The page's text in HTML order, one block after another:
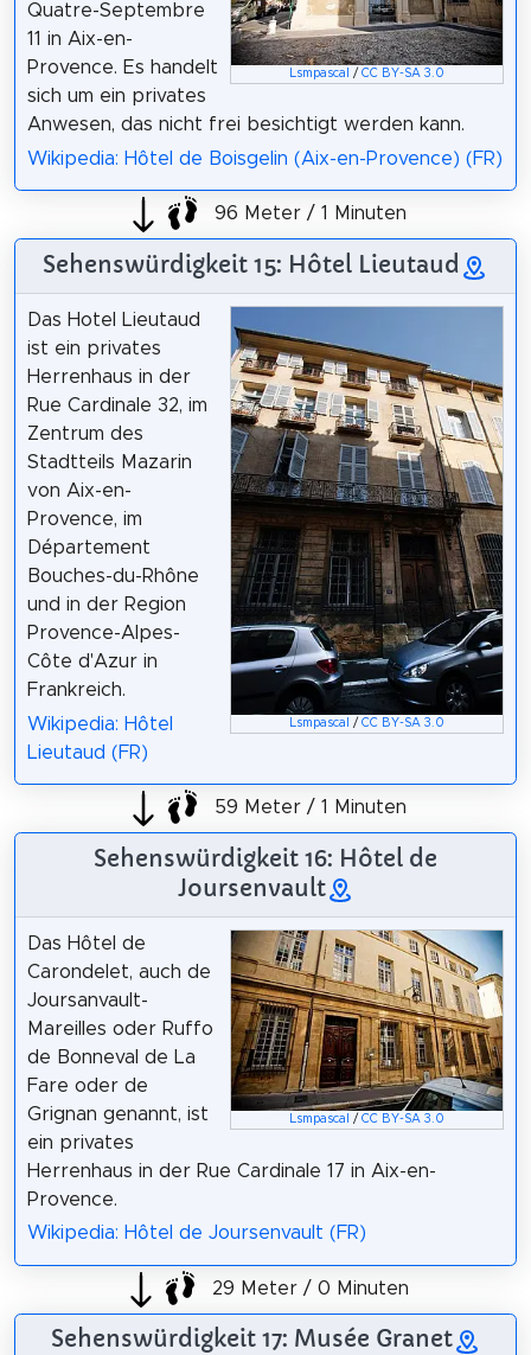
Lsmpascal /CC BY-SA 3.0
Quatre-Septembre
11 in Aix-en-
Provence. Es handelt
sich um ein privates
Anwesen, das nicht frei besichtigt werden kann.
Wikipedia: Hôtel de Boisgelin (Aix-en-Provence) (FR)
96 Meter / 1 Minuten
Sehenswürdigkeit 15: Hôtel Lieutaud
Lsmpascal /CC BY-SA 3.0
Das Hotel Lieutaud
ist ein privates
Herrenhaus in der
Rue Cardinale 32, im
Zentrum des
Stadtteils Mazarin
von Aix-en-
Provence, im
Département
Bouches-du-Rhône
und in der Region
Provence-Alpes-
Côte d'Azur in
Frankreich.
Wikipedia: Hôtel
Lieutaud (FR)
59 Meter / 1 Minuten
Sehenswürdigkeit 16: Hôtel de
Joursenvault
Lsmpascal /CC BY-SA 3.0
Das Hôtel de
Carondelet, auch de
Joursanvault-
Mareilles oder Ruffo
de Bonneval de La
Fare oder de
Grignan genannt, ist
ein privates
Herrenhaus in der Rue Cardinale 17 in Aix-en-
Provence.
Wikipedia: Hôtel de Joursenvault (FR)
29 Meter / 0 Minuten
Sehenswürdigkeit 17: Musée Granet